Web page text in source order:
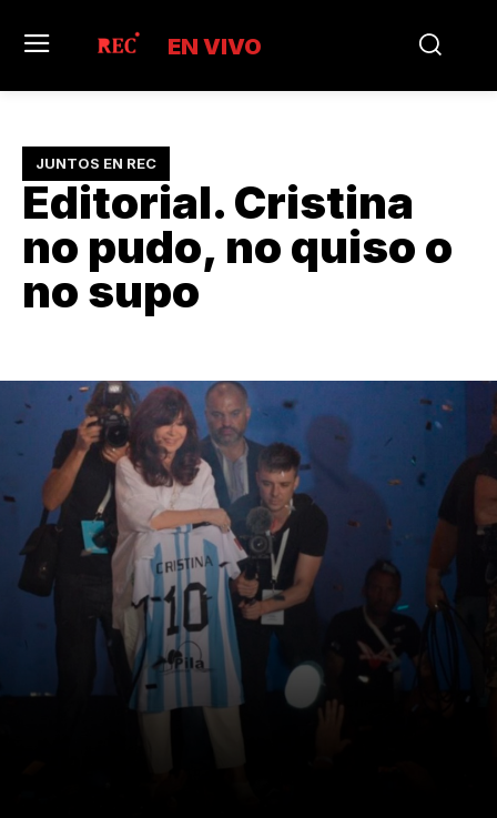
EN VIVO
JUNTOS EN REC
Editorial. Cristina
no pudo, no quiso o
no supo